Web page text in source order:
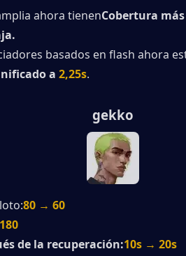
ahora tienenCobertura
basados ​​en flash ahora
a 2,25s.
gekko
80 → 60
de la recuperación:10s → 20s